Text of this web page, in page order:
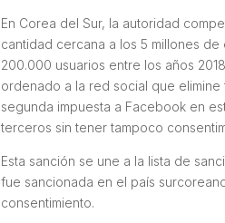
En Corea del Sur, la autoridad
cantidad cercana a los 5 millones
200.000 usuarios entre los años
ordenado a la red social que
segunda impuesta a Facebook en
terceros sin tener tampoco
Esta sanción se une a la lista de
fue sancionada en el país
consentimiento.